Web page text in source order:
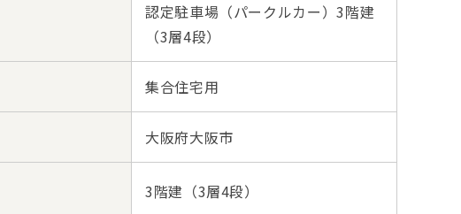
認定駐車場（パークルカー）3階建
（3層4段）
集合住宅用
大阪府大阪市
3階建（3層4段）